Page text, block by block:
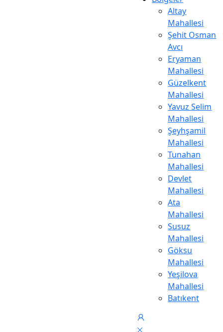
Altay
Mahallesi
Şehit Osman
Avcı
Eryaman
Mahallesi
Güzelkent
Mahallesi
Yavuz Selim
Mahallesi
Şeyhşamil
Mahallesi
Tunahan
Mahallesi
Devlet
Mahallesi
Ata
Mahallesi
Susuz
Mahallesi
Göksu
Mahallesi
Yeşilova
Mahallesi
Batıkent